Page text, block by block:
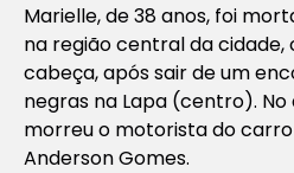
Marielle, de 38 anos, foi
na região central da
cabeça, após sair de um
negras na Lapa (centro).
morreu o motorista do carro
Anderson Gomes.